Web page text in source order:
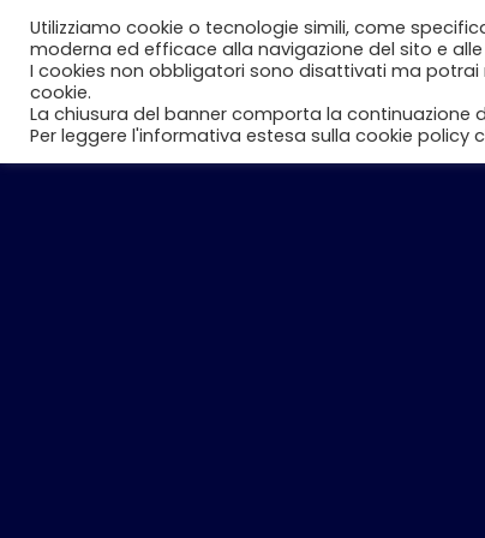
contenuto
Perché noi Studenti
Utilizziamo cookie o tecnologie simili, come
moderna ed efficace alla navigazione del sito e
I cookies non obbligatori sono disattivati ma
cookie.
La chiusura del banner comporta la continuazione
Per leggere l'informativa estesa sulla cookie policy